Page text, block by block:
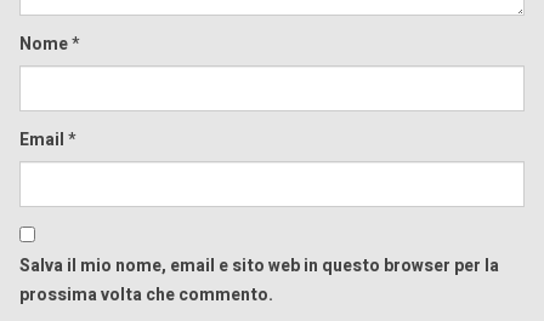
Nome*
Email*
Salva il mio nome, email e sito web in questo browser per la
prossima volta che commento.